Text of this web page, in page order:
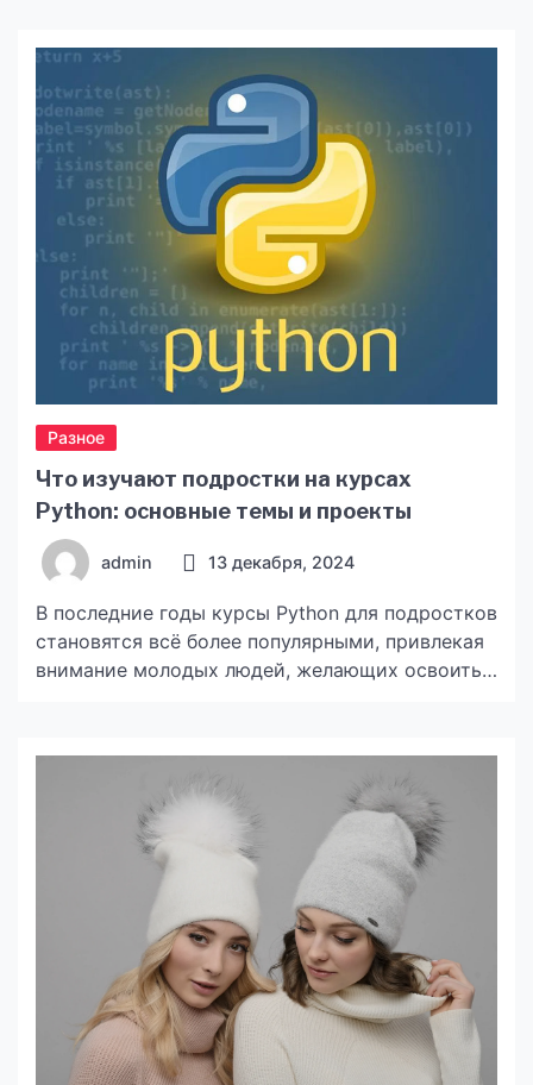
Разное
Что изучают подростки на курсах
Python: основные темы и проекты
admin 13 декабря, 2024
В последние годы курсы Python для подростков
становятся всё более популярными, привлекая
внимание молодых людей, желающих освоить
выбором для начинающих. Но что именно
изучают подростки на курсах Python? Какие
темы и проекты делают обучение не только
полезным, но и увлекательным? В этой статье
мы расскажем […]